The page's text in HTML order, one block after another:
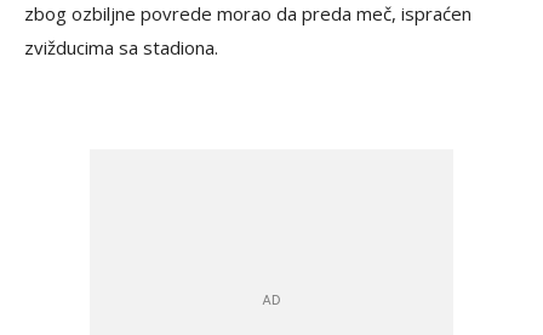
zbog ozbiljne povrede morao da preda meč, ispraćen
zvižducima sa stadiona.